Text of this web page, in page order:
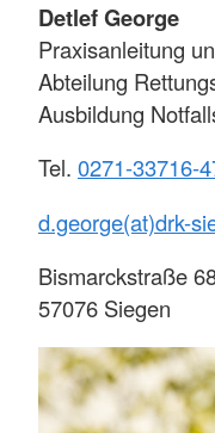
Detlef George
Praxisanleitung
Abteilung
Ausbildung
Tel. 0271-33716-
d.george(at)drk-
Bismarckstraße
57076 Siegen